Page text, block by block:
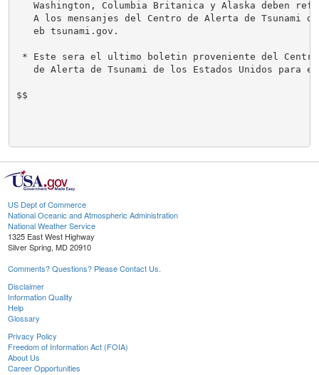
Washington, Columbia Britanica y Alaska deben
A los mensanjes del Centro de Alerta de Tsunami
   eb tsunami.gov.
* Este sera el ultimo boletin proveniente del Centro
de Alerta de Tsunami de los Estados Unidos para
$$
US Dept of Commerce
National Oceanic and Atmospheric Administration
National Weather Service
1325 East West Highway
Silver Spring, MD 20910
Comments? Questions? Please Contact Us.
Disclaimer
Information Quality
Help
Glossary
Privacy Policy
Freedom of Information Act (FOIA)
About Us
Career Opportunities